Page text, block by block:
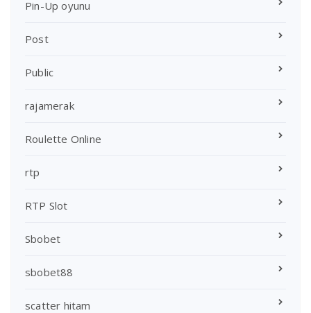
Pin-Up oyunu
Post
Public
rajamerak
Roulette Online
rtp
RTP Slot
Sbobet
sbobet88
scatter hitam